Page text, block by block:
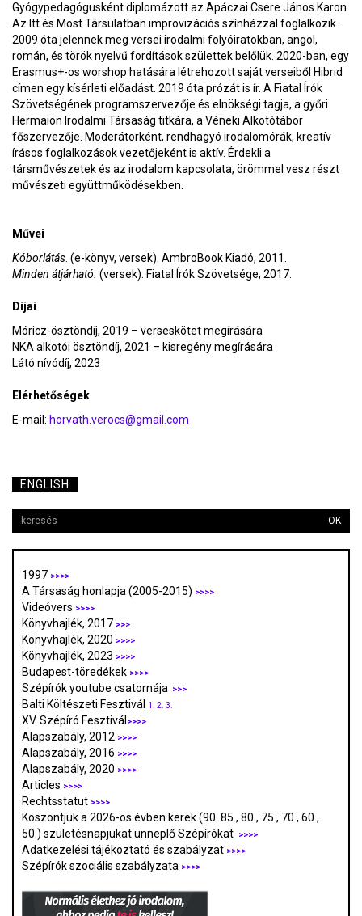
Gyógypedagógusként diplomázott az Apáczai Csere János Karon.
Az Itt és Most Társulatban improvizációs színházzal foglalkozik.
2009 óta jelennek meg versei irodalmi folyóiratokban, angol,
román, és török nyelvű fordítások születtek belőlük. 2020-ban, egy
Erasmus+-os worshop hatására létrehozott saját verseiből Hibrid
címen egy kísérleti előadást. 2019 óta prózát is ír. A Fiatal Írók
Szövetségének programszervezője és elnökségi tagja, a győri
Hermaion Irodalmi Társaság titkára, a Véneki Alkotótábor
főszervezője. Moderátorként, rendhagyó irodalomórák, kreatív
írásos foglalkozások vezetőjeként is aktív. Érdekli a
társművészetek és az irodalom kapcsolata, örömmel vesz részt
művészeti együttműködésekben.
Művei
Kóborlátás. (e-könyv, versek). AmbroBook Kiadó, 2011.
Minden átjárható. (versek). Fiatal Írók Szövetsége, 2017.
Díjai
Móricz-ösztöndíj, 2019 – verseskötet megírására
NKA alkotói ösztöndíj, 2021 – kisregény megírására
Látó nívódíj, 2023
Elérhetőségek
E-mail: horvath.verocs@gmail.com
ENGLISH
OK
1997 >>>>
A Társaság honlapja (2005-2015) >>>>
Videóvers >>>>
Könyvhajlék, 2017 >>>
Könyvhajlék, 2020 >>>>
Könyvhajlék, 2023 >>>>
Budapest-töredékek >>>>
Szépírók youtube csatornája >>>
Balti Költészeti Fesztivál 1. 2. 3.
XV. Szépíró Fesztivál >>>>
Alapszabály, 2012 >>>>
Alapszabály, 2016 >>>>
Alapszabály, 2020 >>>>
Articles >>>>
Rechtsstatut >>>>
Köszöntjük a 2026-os évben kerek (90. 85., 80., 75., 70., 60.,
50.) születésnapjukat ünneplő Szépírókat
>>>>
Adatkezelési tájékoztató és szabályzat >>>>
Szépírók szociális szabályzata >>>>